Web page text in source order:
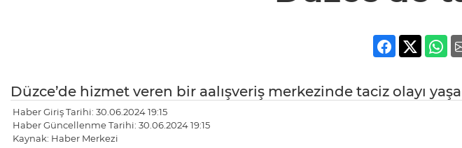
Düzce’de hizmet veren bir aalışveriş merkezinde taciz olayı
Haber Giriş Tarihi: 30.06.2024 19:15
Haber Güncellenme Tarihi: 30.06.2024 19:15
Kaynak: Haber Merkezi